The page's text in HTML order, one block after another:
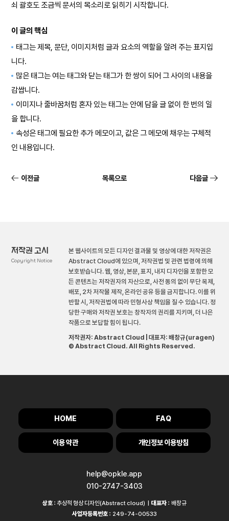
쇠 괄호도 조금씩 문서의 목소리로 읽히기 시작합니다.
이 글의 핵심
태그는 제목, 문단, 이미지처럼 글과 요소의 역할을 알려 주는 표지입
니다.
많은 태그는 여는 태그와 닫는 태그가 한 쌍이 되어 그 사이의 내용을
감쌉니다.
이미지나 줄바꿈처럼 혼자 있는 태그는 안에 담을 글 없이 한 번의 일
을 합니다.
속성은 태그에 필요한 추가 메모이고, 값은 그 메모에 채우는 구체적
인 내용입니다.
이전글 목록으로 다음글
저작권 고시
Copyright Notice
본 웹사이트의 모든 디자인 결과물 및 영상에 대한 저작권은
Abstract Cloud에 있으며, 저작권법 및 관련 법령에 의해
보호받습니다. 웹, 영상, 본문, 표지, 내지 디자인을 포함한 모
든 콘텐츠는 저작권자의 자산으로, 사전 동의 없이 무단 복제,
배포, 2차 저작물 제작, 온라인 공유 등을 금지합니다. 이를 위
반할 시, 저작권법에 따라 민형사상 책임을 질 수 있습니다. 정
당한 구매와 저작권 보호는 창작자의 권리를 지키며, 더 나은
작품으로 보답할 힘이 됩니다.
저작권자: Abstract Cloud | 대표자: 배창규(uragen)
© Abstract Cloud. All Rights Reserved.
HOME FAQ
이용 약관 개인정보 이용방침
help@opkle.app
010-2747-3403
상호 : 추상적 형상 디자인(Abstract cloud) |대표자 : 배창규
사업자등록번호 : 249-74-00533